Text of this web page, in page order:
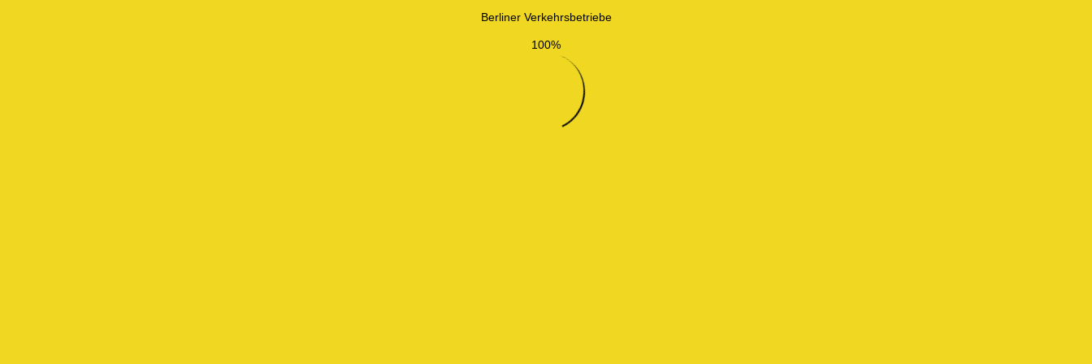
Berliner Verkehrsbetriebe
100%